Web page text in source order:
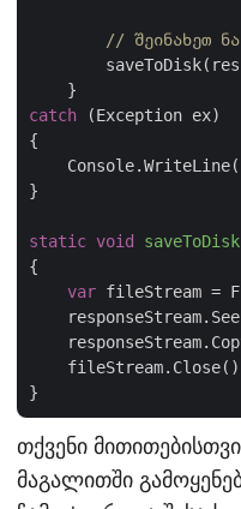
// შეინახეთ
catch (Exception ex)
{
    Console.WriteLine(
}
static void saveToDisk
{
var fileStream =
თქვენი
მაგალითში